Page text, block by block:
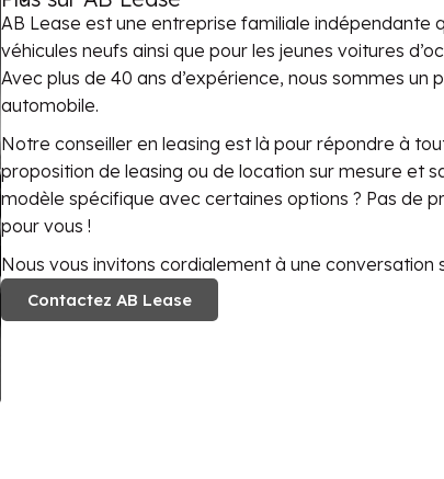
AB Lease est une entreprise familiale indépendante
véhicules neufs ainsi que pour les jeunes voitures
Avec plus de 40 ans d’expérience, nous sommes
automobile.
Notre conseiller en leasing est là pour répondre à
proposition de leasing ou de location sur mesure et
modèle spécifique avec certaines options ? Pas de
pour vous !
Nous vous invitons cordialement à une
Contactez AB Lease